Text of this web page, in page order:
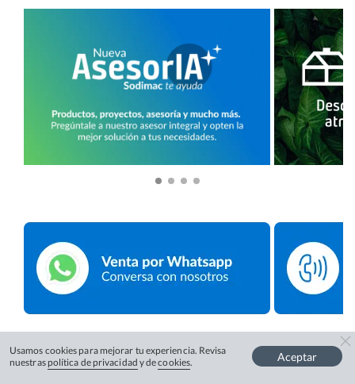
Usamos cookies para mejorar tu experiencia. Revisa
nuestras política de privacidad y decookies. Aceptar